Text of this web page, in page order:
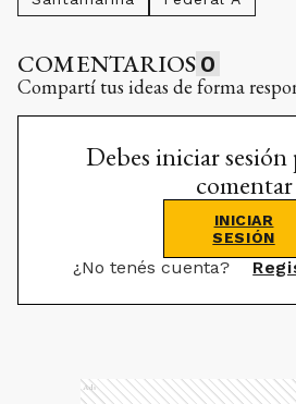
COMENTARIOS 0
Compartí tus ideas de forma
Debes iniciar sesión
comentar
INICIAR
SESIÓN
¿No tenés cuenta?
Ads